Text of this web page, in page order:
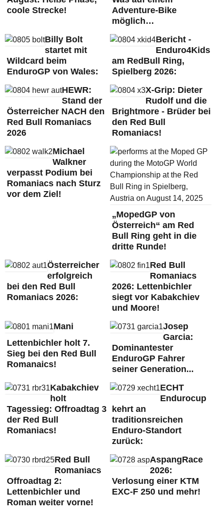
coole Strecke!
Adventure-Bike
möglich…
Billy Bolt
startet mit
Wildcard beim
EnduroGP von Wales:
Bericht -
Enduro4Kids
am RedBull Ring,
Spielberg 2026:
HEWR:
Stand der
Österreicher NACH den
Red Bull Romaniacs
2026
X-Grip: Dieter
Rudolf und die
Brightmore - Brüder bei
den Red Bull
Romaniacs!
Michael
Walkner
verpasst Podium bei
Romaniacs nach Sturz
vor dem Ziel!
„MopedGP von
Österreich“ am Red
Bull Ring geht in die
dritte Runde!
Österreicher
erfolgreich
bei den Red Bull
Romaniacs 2026:
Red Bull
Romaniacs
2026: Lettenbichler
siegt vor Kabakchiev
und Moore!
Mani
Lettenbichler holt 7.
Sieg bei den Red Bull
Romanaics!
Josep
Garcia:
Dominantester
EnduroGP Fahrer
seiner Generation...
Kabakchiev
holt
Tagessieg: Offroadtag 3
der Red Bull
Romaniacs!
ECHT
Endurocup
kehrt an
traditionsreichen
Enduro-Standort
zurück:
Red Bull
Romaniacs
Offroadtag 2:
Lettenbichler und
Roman weiter vorne!
AspangRace
2026:
Verlosung einer KTM
EXC-F 250 und mehr!